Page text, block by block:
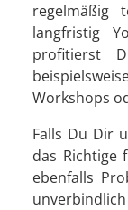
regelmäßig
langfristig
profitierst
Workshops
Falls Du Dir
das Richtige
ebenfalls